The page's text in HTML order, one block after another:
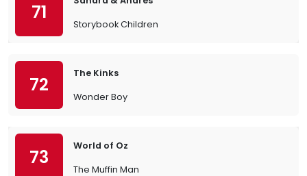
71
Storybook Children
72
The Kinks
Wonder Boy
73
World of Oz
The Muffin Man